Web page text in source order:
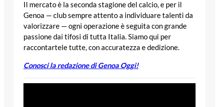
Il mercato è la seconda stagione del calcio, e per il
Genoa — club sempre attento a individuare talenti da
valorizzare — ogni operazione è seguita con grande
passione dai tifosi di tutta Italia. Siamo qui per
raccontartele tutte, con accuratezza e dedizione.
Conosci la redazione di Genoa Oggi!